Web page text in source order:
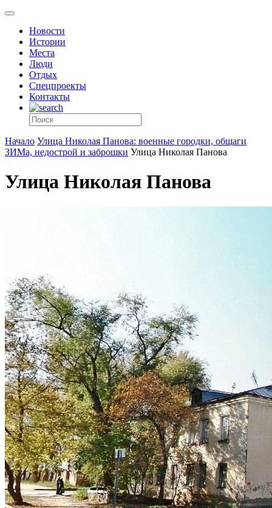
Новости
Истории
Места
Люди
Отдых
Спецпроекты
Контакты
Начало Улица Николая Панова: военные городки, общаги
ЗИМа, недострой и заброшки Улица Николая Панова
Улица Николая Панова